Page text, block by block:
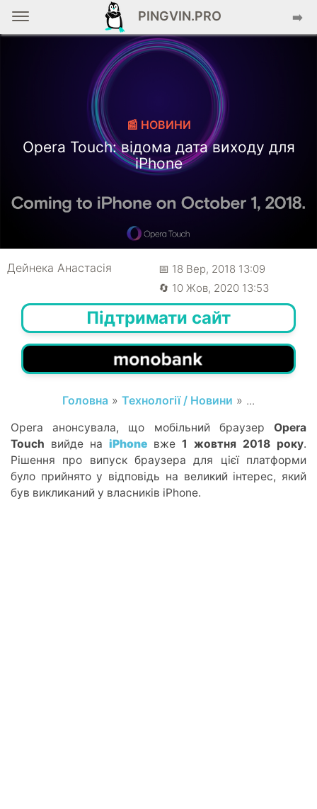
PINGVIN.PRO ➡️
📰 НОВИНИ
Opera Touch: відома дата виходу для
iPhone
Дейнека Анастасiя
📅 18 Вер, 2018 13:09
🔄 10 Жов, 2020 13:53
Підтримати сайт
Головна » Технології / Новини » ...
Opera анонсувала, що мобільний браузер Opera
Touch вийде на iPhone вже 1 жовтня 2018 року.
Рішення про випуск браузера для цієї платформи
було прийнято у відповідь на великий інтерес, який
був викликаний у власників iPhone.